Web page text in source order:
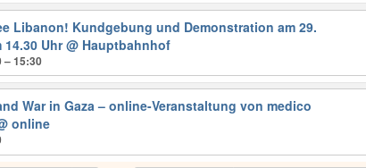
Libanon! Kundgebung und Demonstration am 29.
14.30 Uhr@ Hauptbahnhof
– 15:30
War in Gaza – online-Veranstaltung von medico
online